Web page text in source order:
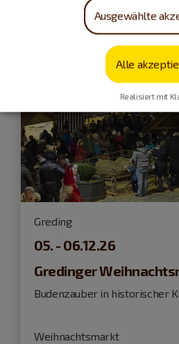
Greding
05. - 06.12.26
Gredinger
Budenzauber in historischer
Weihnachtsmarkt
Ausgewählte
Alle
Realisiert mit